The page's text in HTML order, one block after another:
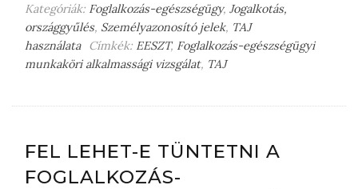
Kategóriák: Foglalkozás-egészségügy, Jogalkotás,
országgyűlés, Személyazonosító jelek, TAJ
használata
Címkék: EESZT, Foglalkozás-egészségügyi
munkaköri alkalmassági vizsgálat, TAJ
FEL LEHET-E TÜNTETNI A
FOGLALKOZÁS-